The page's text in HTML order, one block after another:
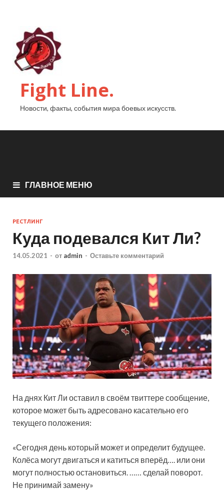
Fight Line.
Новости, факты, события мира боевых искусств.
ГЛАВНОЕ МЕНЮ
РЕСТЛИНГ
Куда подевался Кит Ли?
14.05.2021 - от admin - Оставьте комментарий
На днях Кит Ли оставил в своём твиттере сообщение,
которое может быть адресовано касательно его
текущего положения:
«Сегодня день который может и определит будущее.
Колёса могут двигаться и катиться вперёд…. или они
могут полностью остановиться. …… сделай поворот.
Не принимай замену»